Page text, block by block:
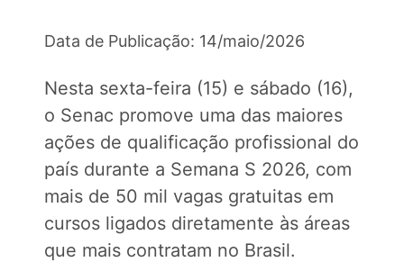
Data de Publicação: 14/maio/2026
Nesta sexta-feira (15) e sábado (16),
o Senac promove uma das maiores
ações de qualificação profissional do
país durante a Semana S 2026, com
mais de 50 mil vagas gratuitas em
cursos ligados diretamente às áreas
que mais contratam no Brasil.